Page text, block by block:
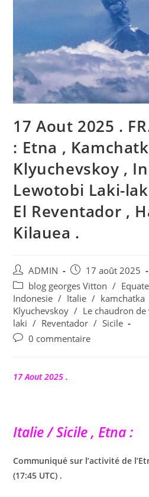
17 Aout 2025 .
: Etna ,
Klyuchevskoy ,
Lewotobi Laki-
El Reventador ,
Kilauea .
Auteur/autrice
de
la
publication :
ADMIN
Publication
publiée :
17 août 2025
Post
category:
blog georges Vitton /
Indonesie / Italie / kamchatka
Klyuchevskoy / Le chaudron de
laki / Reventador / Sicile
Commentaires
publication :
0 commentaire
17 Aout 2025 .
Italie / Sicile , Etna :
Communiqué sur l’activité de
(17:45 UTC) .